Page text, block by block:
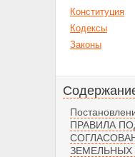
Конституция
Кодексы
Законы
ПРАВИЛА
ЗЕМЕЛЬНЫХ